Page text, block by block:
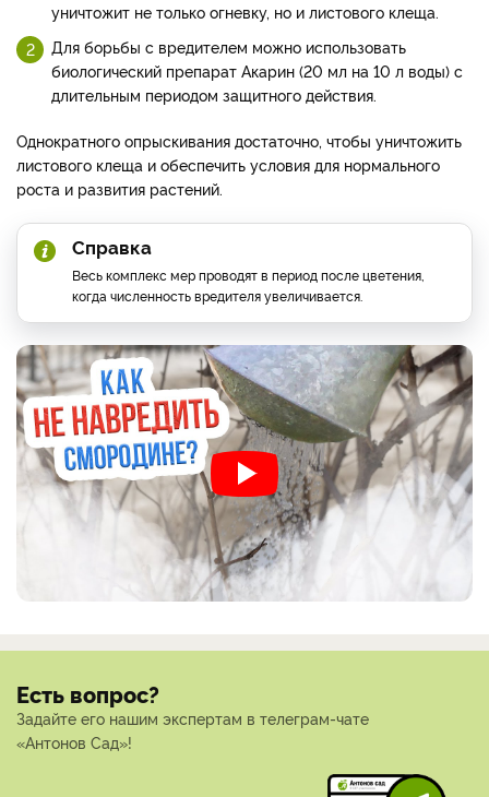
уничтожит не только огневку, но и листового клеща.
Для борьбы с вредителем можно использовать
биологический препарат Акарин (20 мл на 10 л воды) с
длительным периодом защитного действия.
Однократного опрыскивания достаточно, чтобы уничтожить
листового клеща и обеспечить условия для нормального
роста и развития растений.
Справка
Весь комплекс мер проводят в период после цветения,
когда численность вредителя увеличивается.
Есть вопрос?
Задайте его нашим экспертам в телеграм-чате
«Антонов Сад»!